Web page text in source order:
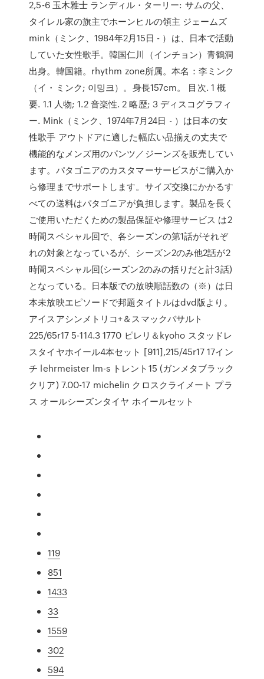
2,5-6 玉木雅士 ランディル・ターリー: サムの父、
タイレル家の旗主でホーンヒルの領主 ジェームズ
mink（ミンク、1984年2月15日 - ）は、日本で活動
していた女性歌手。韓国仁川（インチョン）青鶴洞
出身。韓国籍。rhythm zone所属。本名：李ミンク
（イ・ミンク; 이밍크）。身長157cm。 目次. 1 概
要. 1.1 人物; 1.2 音楽性. 2 略歴; 3 ディスコグラフィ
ー. Mink（ミンク、1974年7月24日 - ）は日本の女
性歌手 アウトドアに適した幅広い品揃えの丈夫で
機能的なメンズ用のパンツ／ジーンズを販売してい
ます。パタゴニアのカスタマーサービスがご購入か
ら修理までサポートします。サイズ交換にかかるす
べての送料はパタゴニアが負担します。製品を長く
ご使用いただくための製品保証や修理サービス は2
時間スペシャル回で、各シーズンの第1話がそれぞ
れの対象となっているが、シーズン2のみ他2話が2
時間スペシャル回(シーズン2のみの括りだと計3話)
となっている。日本版での放映順話数の（※）は日
本未放映エピソードで邦題タイトルはdvd版より。
アイスアシンメトリコ+＆スマックバサルト
225/65r17 5-114.3 1770 ピレリ＆kyoho スタッドレ
スタイヤホイール4本セット [911],215/45r17 17イン
チ lehrmeister lm-s トレント15 (ガンメタブラック
クリア) 7.00-17 michelin クロスクライメート プラ
ス オールシーズンタイヤ ホイールセット
119
851
1433
33
1559
302
594